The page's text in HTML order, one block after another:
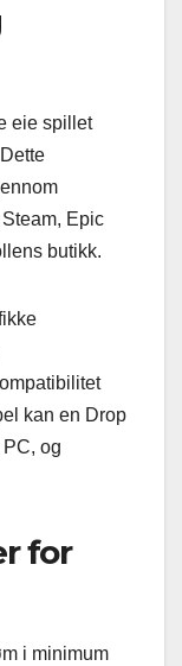
eie spillet
Epic
butikk.
kan en Drop
og
for
i minimum